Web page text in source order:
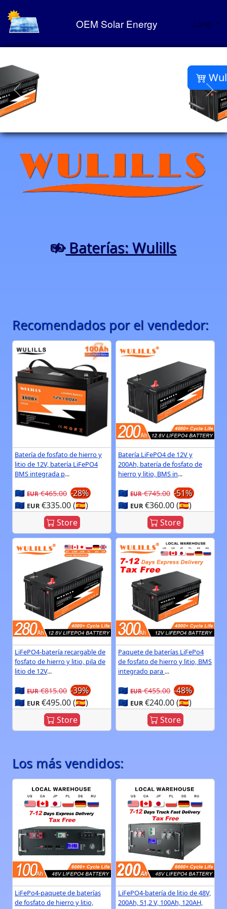
OEM Solar Energy Lang
Baterías: Wulills
Recomendados por el vendedor:
Batería de fosfato de hierro y
litio de 12V, batería LiFePO4
BMS integrada p...
🇪🇺 EUR€465.00 -28%
🇪🇺 EUR€335.00 (🇪🇸)
Store
Batería LiFePO4 de 12V y
200Ah, batería de fosfato de
hierro y litio, BMS in...
🇪🇺 EUR€745.00 -51%
🇪🇺 EUR€360.00 (🇪🇸)
Store
LiFePO4-batería recargable de
fosfato de hierro y litio, pila de
litio de 12V...
🇪🇺 EUR€815.00 -39%
🇪🇺 EUR€495.00 (🇪🇸)
Store
Paquete de baterías LiFePo4
de fosfato de hierro y litio, BMS
integrado para ...
🇪🇺 EUR€455.00 -48%
🇪🇺 EUR€240.00 (🇪🇸)
Store
Los más vendidos:
LiFePo4-paquete de baterías
de fosfato de hierro y litio,
LiFePO4-batería de litio de 48V,
200Ah, 51,2 V, 100Ah, 120AH,